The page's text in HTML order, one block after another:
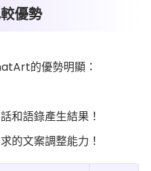
優勢
的優勢明顯：
和語錄產生結果！
的文案調整能力！